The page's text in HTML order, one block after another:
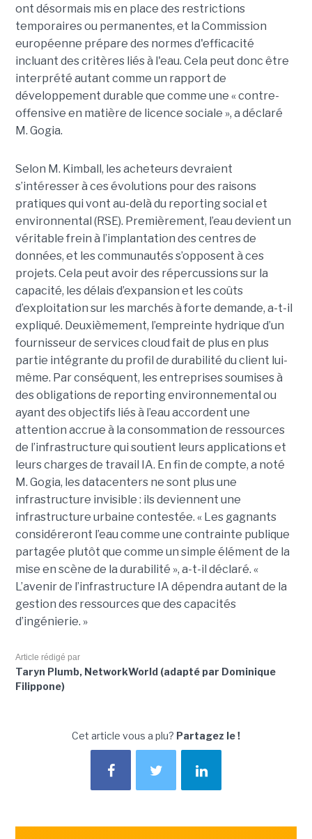
ont désormais mis en place des restrictions
temporaires ou permanentes, et la Commission
européenne prépare des normes d'efficacité
incluant des critères liés à l'eau. Cela peut donc être
interprété autant comme un rapport de
développement durable que comme une « contre-
offensive en matière de licence sociale », a déclaré
M. Gogia.
Selon M. Kimball, les acheteurs devraient
s’intéresser à ces évolutions pour des raisons
pratiques qui vont au-delà du reporting social et
environnental (RSE). Premièrement, l’eau devient un
véritable frein à l’implantation des centres de
données, et les communautés s’opposent à ces
projets. Cela peut avoir des répercussions sur la
capacité, les délais d’expansion et les coûts
d’exploitation sur les marchés à forte demande, a-t-il
expliqué. Deuxièmement, l’empreinte hydrique d’un
fournisseur de services cloud fait de plus en plus
partie intégrante du profil de durabilité du client lui-
même. Par conséquent, les entreprises soumises à
des obligations de reporting environnemental ou
ayant des objectifs liés à l’eau accordent une
attention accrue à la consommation de ressources
de l’infrastructure qui soutient leurs applications et
leurs charges de travail IA. En fin de compte, a noté
M. Gogia, les datacenters ne sont plus une
infrastructure invisible : ils deviennent une
infrastructure urbaine contestée. « Les gagnants
considéreront l’eau comme une contrainte publique
partagée plutôt que comme un simple élément de la
mise en scène de la durabilité », a-t-il déclaré. «
L’avenir de l’infrastructure IA dépendra autant de la
gestion des ressources que des capacités
d’ingénierie. »
Article rédigé par
Taryn Plumb, NetworkWorld (adapté par Dominique
Filippone)
Cet article vous a plu? Partagez le !